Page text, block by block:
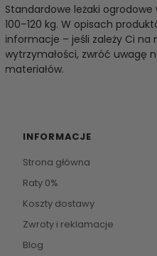
Standardowe leżaki
100–120 kg. W opisach
informacje – jeśli zależy Ci na
wytrzymałości, zwróć uwagę
materiałów.
INFORMACJE
Strona główna
Raty 0%
Koszty dostawy
Zwroty i reklamacje
Blog